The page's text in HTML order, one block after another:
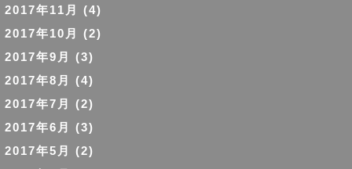
2017年11月
(4)
2017年10月
(2)
2017年9月
(3)
2017年8月
(4)
2017年7月
(2)
2017年6月
(3)
2017年5月
(2)